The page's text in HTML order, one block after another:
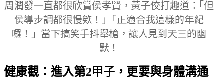
周潤發一直都很欣賞侯孝賢，黃子佼打趣道：｢但
侯導步調都很慢欸！｣「正適合我這樣的年紀
囉！」當下搞笑手抖舉槍，讓人見到天王的幽
默！
健康觀：進入第2甲子，更要與身體溝通